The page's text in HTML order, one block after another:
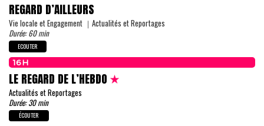
REGARD D’AILLEURS
Vie locale et Engagement ｜Actualités et Reportages
Durée: 60 min
ECOUTER
16H
LE REGARD DE L’HEBDO
Actualités et Reportages
Durée: 30 min
ÉCOUTER